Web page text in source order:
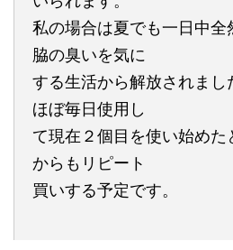
私の場合は夏でも一日中全
脇の臭いを気に
する生活から解放されまし
ほぼ毎日使用し
て現在２個目を使い始め
からもリピート
買いする予定です。